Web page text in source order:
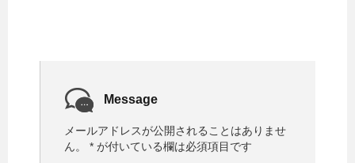
Message
メールアドレスが公開されることはありませ
ん。
* が付いている欄は必須項目です